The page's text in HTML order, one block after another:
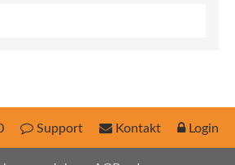
Support Kontakt Login